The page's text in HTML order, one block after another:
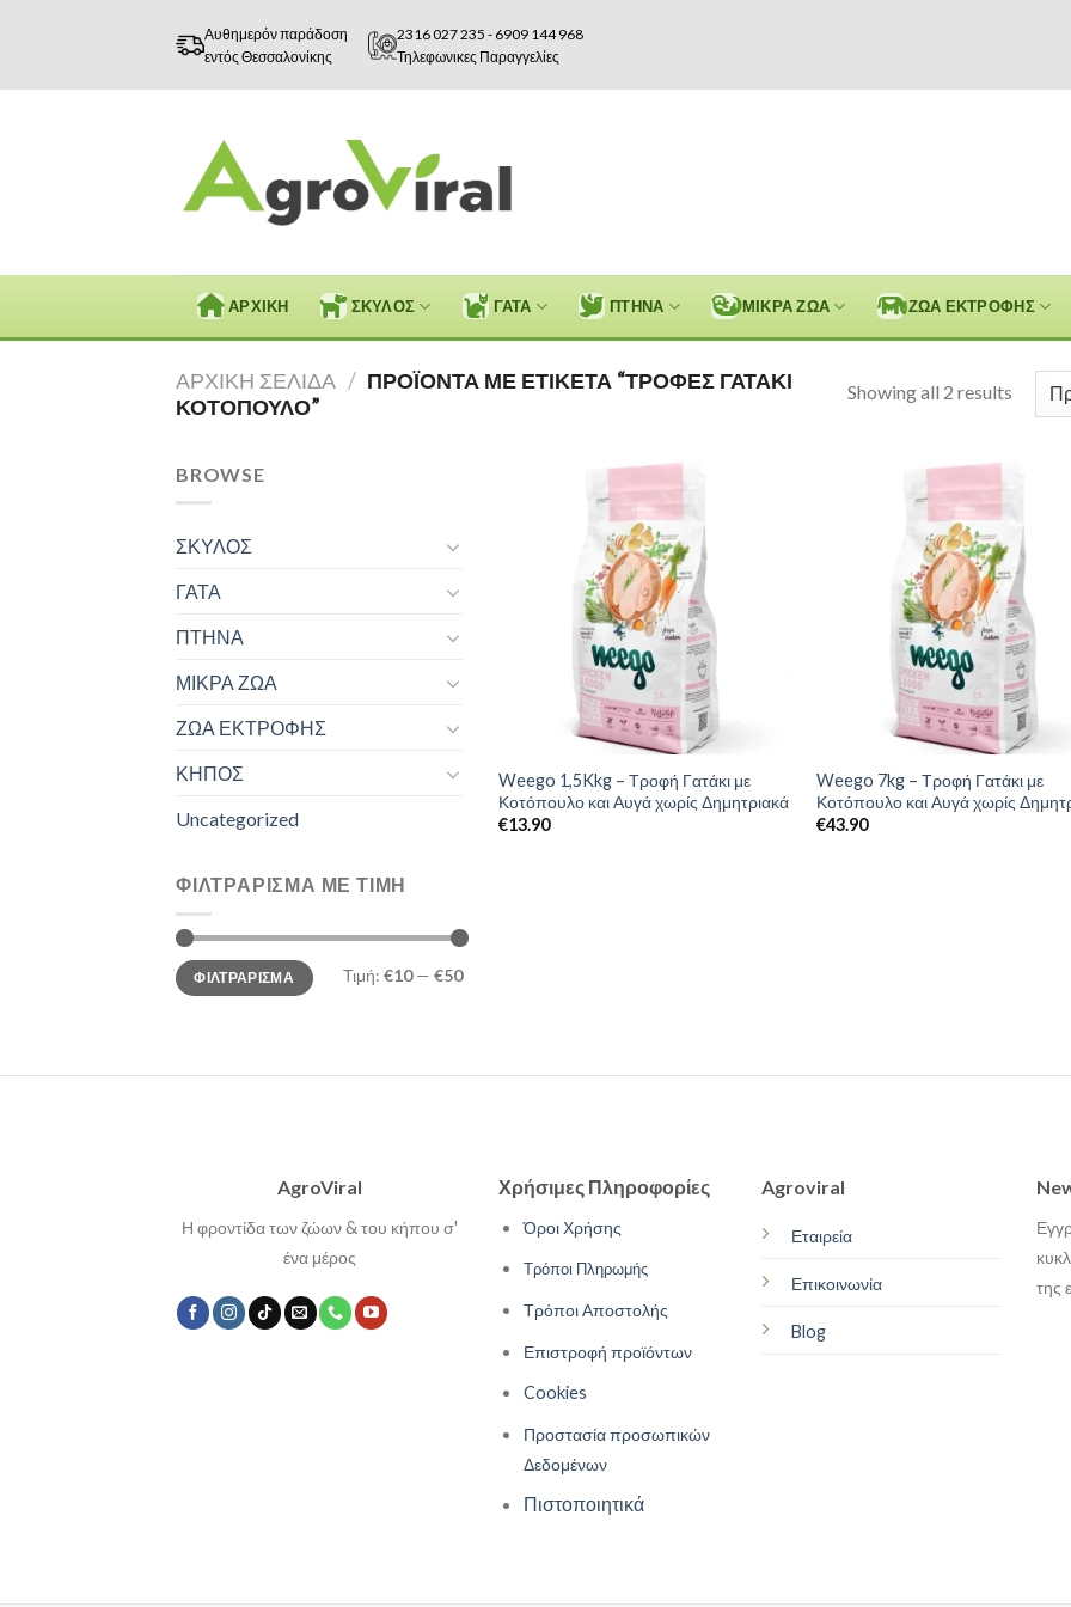
Αυθημερόν παράδοση
εντός Θεσσαλονίκης
2316 027 235 - 6909 144 968
Τηλεφωνικες Παραγγελίες
ΑΡΧΙΚΗ ΣΚΥΛΟΣ ΓΑΤΑ ΠΤΗΝΑ ΜΙΚΡΑ ΖΩΑ ΖΩΑ ΕΚΤΡΟΦΗΣ
ΑΡΧΙΚΉ ΣΕΛΊΔΑ / ΠΡΟΪΌΝΤΑ ΜΕ ΕΤΙΚΈΤΑ “ΤΡΟΦΈΣ ΓΑΤΆΚΙ
ΚΟΤΌΠΟΥΛΟ”
Showing all 2 results
BROWSE
ΣΚΥΛΟΣ
ΓΑΤΑ
ΠΤΗΝΑ
ΜΙΚΡΑ ΖΩΑ
ΖΩΑ ΕΚΤΡΟΦΗΣ
ΚΗΠΟΣ
Uncategorized
ΦΙΛΤΡΆΡΙΣΜΑ ΜΕ ΤΙΜΉ
Ελάχιστη
τιμή
Μέγιστη
τιμήΦΙΛΤΡΆΡΙΣΜΑ Τιμή: €10— €50
Weego 1,5Kkg – Τροφή Γατάκι με
Κοτόπουλο και Αυγά χωρίς Δημητριακά
€13.90
Weego 7kg – Τροφή Γατάκι με
Κοτόπουλο και Αυγά χωρίς
€43.90
AgroViral
Η φροντίδα των ζώων & του κήπου σ'
ένα μέρος
Χρήσιμες Πληροφορίες
Όροι Χρήσης
Τρόποι Πληρωμής
Τρόποι Αποστολής
Επιστροφή προϊόντων
Cookies
Προστασία προσωπικών
Δεδομένων
Πιστοποιητικά
Agroviral
Εταιρεία
Επικοινωνία
Blog
της